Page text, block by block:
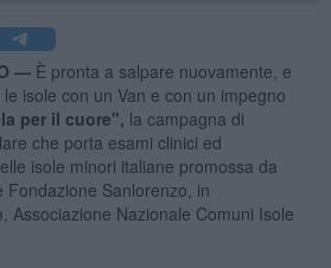
— È pronta a salpare nuovamente, e
isole con un Van e con un impegno
per il cuore", la campagna di
che porta esami clinici ed
isole minori italiane promossa da
Sanlorenzo, in
Associazione Nazionale Comuni Isole